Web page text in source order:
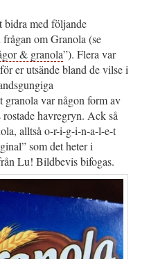
med följande
om Granola (se
& granola”). Flera var
er utsände bland de vilse i
granola var någon form av
havregryn. Ack så
alltså o-r-i-g-i-n-a-l-e-t
som det heter i
Lu! Bildbevis bifogas.